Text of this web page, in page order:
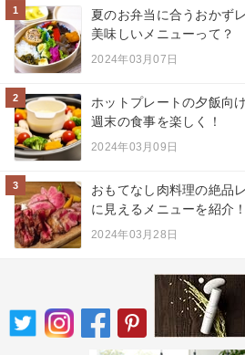
1
夏のお弁当に合うおかず
美味しいメニューって？
2024年03月07日
2
ホットプレートの夕飯向
週末の食事を楽しく！
2024年03月09日
3
おもてなし肉料理の絶品
に見えるメニューを紹介！
2024年03月28日